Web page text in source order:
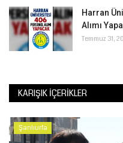
Harran
Alımı
Temmuz 31,
KARIŞIK İÇERIKLER
Şanlıurfa